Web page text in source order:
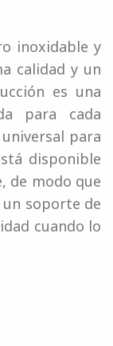
inoxidable y
calidad y un
es una
para cada
para
disponible
de modo que
soporte de
cuando lo